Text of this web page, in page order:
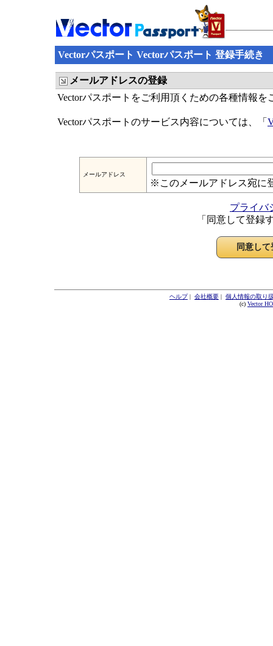
Vectorパスポート Vectorパスポート 登録手続き
メールアドレスの登録
Vectorパスポートをご利用頂くための各種情報を
Vectorパスポートのサービス内容については、「
メールアドレス
※このメールアドレス宛に
プライバ
「同意して登録
ヘルプ| 会社概要 | 個人情報の取り
(c) Vector